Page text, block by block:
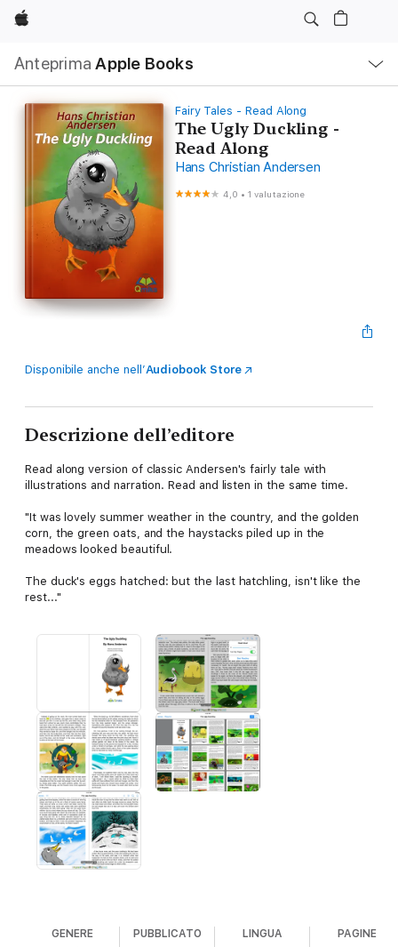
Apple
Anteprima Apple Books
locale
Apri
Menu
Fairy Tales - Read Along
The Ugly Duckling -
Read Along
Hans Christian Andersen
4,0 •1 valutazione
Disponibile anche nell’Audiobook Store
Descrizione dell’editore
Read along version of classic Andersen's fairly tale with
illustrations and narration. Read and listen in the same time.
"It was lovely summer weather in the country, and the golden
corn, the green oats, and the haystacks piled up in the
meadows looked beautiful.
The duck's eggs hatched: but the last hatchling, isn't like the
rest..."
GENERE PUBBLICATO LINGUA PAGINE